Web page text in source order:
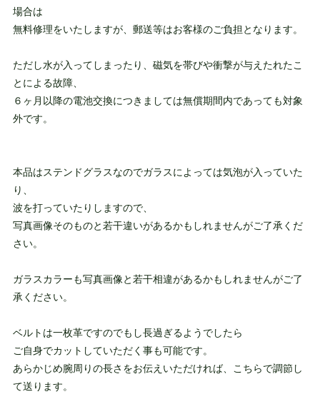
場合は
無料修理をいたしますが、郵送等はお客様のご負担となります。
ただし水が入ってしまったり、磁気を帯びや衝撃が与えたれたこ
とによる故障、
６ヶ月以降の電池交換につきましては無償期間内であっても対象
外です。
本品はステンドグラスなのでガラスによっては気泡が入っていた
り、
波を打っていたりしますので、
写真画像そのものと若干違いがあるかもしれませんがご了承くだ
さい。
ガラスカラーも写真画像と若干相違があるかもしれませんがご了
承ください。
ベルトは一枚革ですのでもし長過ぎるようでしたら
ご自身でカットしていただく事も可能です。
あらかじめ腕周りの長さをお伝えいただければ、こちらで調節し
て送ります。